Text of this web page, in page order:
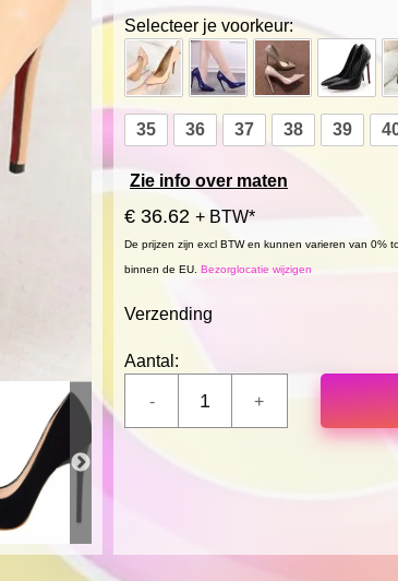
Selecteer je voorkeur:
35 36 37 38 39
Zie info over maten
€ 36.62 + BTW*
De prijzen zijn excl BTW en kunnen varieren van 0%
binnen de EU. Bezorglocatie wijzigen
Verzending
Aantal: